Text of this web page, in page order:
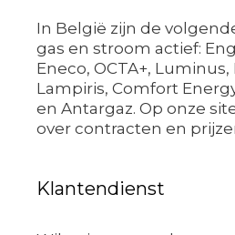
In België zijn de
gas en stroom actief:
Eneco, OCTA+, Luminus,
Lampiris, Comfort
en Antargaz. Op onze
over contracten en
Klantendienst